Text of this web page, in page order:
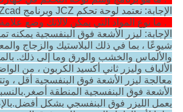
الإجابة: نعتمد لوحة تحكم JCZ وبرنامج EZcad.
الإجابة: ليزر الأشعة فوق البنفسجية يمكنه
شيوعًا ، بما في ذلك البلاستيك والزجاج
والألماس والخشب والورق وما إلى ذلك.
الألياف وليزر ثاني أكسيد الكربون ، من
معالجة ليزر الأشعة فوق البنفسجية أقل ،
الأشعة فوق البنفسجية المنطقة
يعمل الليزر فوق البنفسجي بشكل